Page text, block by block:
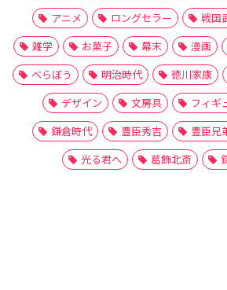
アニメ
ロングセラー 戦国
雑学
お菓子 幕末 漫画
べらぼう
明治時代 徳川家康
デザイン
文房具 フィギ
鎌倉時代
豊臣秀吉 豊臣兄
光る君へ
葛飾北斎